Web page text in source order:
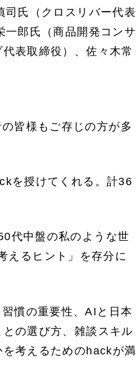
司氏（クロスリバー代表
郎氏（商品開発コンサ
表取締役）、佐々木常
皆様もご存じの方が多
を授けてくれる。計36
代中盤の私のような世
えるヒント」を存分に
慣の重要性、AIと日本
の選び方、雑談スキル
考えるためのhackが満